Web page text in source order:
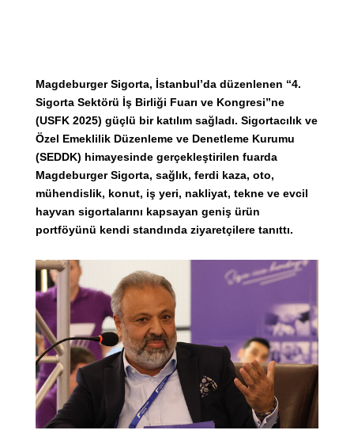
Magdeburger Sigorta, İstanbul’da düzenlenen “4.
Sigorta Sektörü İş Birliği Fuarı ve Kongresi”ne
(USFK 2025) güçlü bir katılım sağladı. Sigortacılık ve
Özel Emeklilik Düzenleme ve Denetleme Kurumu
(SEDDK) himayesinde gerçekleştirilen fuarda
Magdeburger Sigorta, sağlık, ferdi kaza, oto,
mühendislik, konut, iş yeri, nakliyat, tekne ve evcil
hayvan sigortalarını kapsayan geniş ürün
portföyünü kendi standında ziyaretçilere tanıttı.